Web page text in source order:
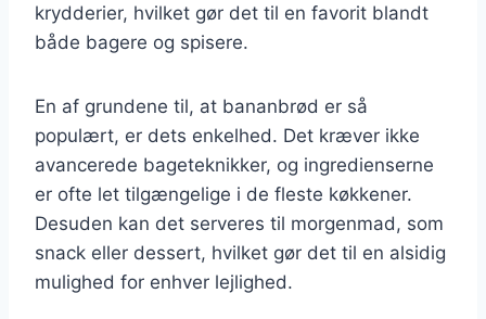
krydderier, hvilket gør det til en favorit blandt
både bagere og spisere.
En af grundene til, at bananbrød er så
populært, er dets enkelhed. Det kræver ikke
avancerede bageteknikker, og ingredienserne
er ofte let tilgængelige i de fleste køkkener.
Desuden kan det serveres til morgenmad, som
snack eller dessert, hvilket gør det til en alsidig
mulighed for enhver lejlighed.